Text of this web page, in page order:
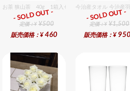
お茶 狭山茶 40g 1箱入セット
ギフト
定価：¥ ¥500
販売価格：¥ 460
- SOLD OUT -
今治産タオル 今治産
ギフト
定価：¥ ¥1,500
販売価格：¥
- SOLD OUT -